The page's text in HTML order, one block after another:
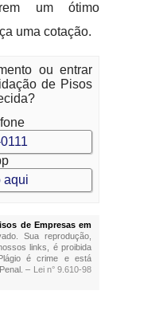
um ótimo
uma cotação.
ou entrar
de Pisos
de Empresas em
Sua reprodução,
links, é proibida
é crime e está
– Lei n° 9.610-98